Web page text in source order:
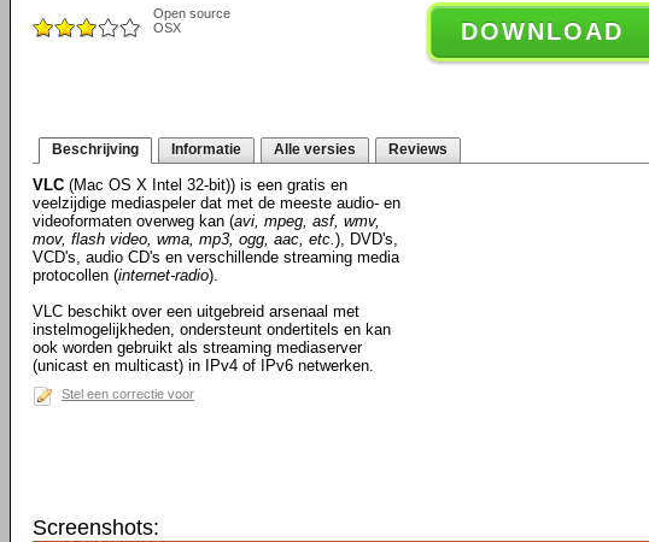
Open source
OSX
DOWNLOAD
Beschrijving Informatie Alle versies Reviews
VLC (Mac OS X Intel 32-bit)) is een gratis en
veelzijdige mediaspeler dat met de meeste audio- en
videoformaten overweg kan (avi, mpeg, asf, wmv,
mov, flash video, wma, mp3, ogg, aac, etc.), DVD's,
VCD's, audio CD's en verschillende streaming media
protocollen (internet-radio).
VLC beschikt over een uitgebreid arsenaal met
instelmogelijkheden, ondersteunt ondertitels en kan
ook worden gebruikt als streaming mediaserver
(unicast en multicast) in IPv4 of IPv6 netwerken.
Stel een correctie voor
Screenshots: